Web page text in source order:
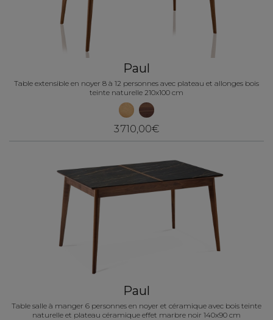
Paul
Table extensible en noyer 8 à 12 personnes avec plateau et allonges bois
teinte naturelle 210x100 cm
3 710,00€
Paul
Table salle à manger 6 personnes en noyer et céramique avec bois teinte
naturelle et plateau céramique effet marbre noir 140x90 cm